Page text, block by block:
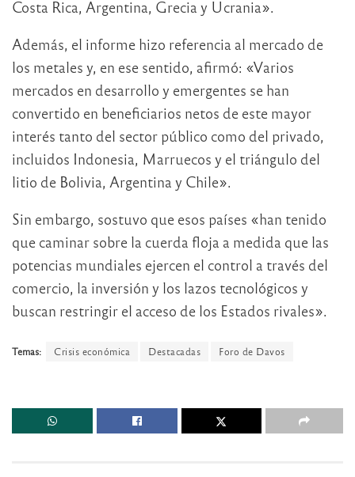
Costa Rica, Argentina, Grecia y Ucrania».
Además, el informe hizo referencia al mercado de
los metales y, en ese sentido, afirmó: «Varios
mercados en desarrollo y emergentes se han
convertido en beneficiarios netos de este mayor
interés tanto del sector público como del privado,
incluidos Indonesia, Marruecos y el triángulo del
litio de Bolivia, Argentina y Chile».
Sin embargo, sostuvo que esos países «han tenido
que caminar sobre la cuerda floja a medida que las
potencias mundiales ejercen el control a través del
comercio, la inversión y los lazos tecnológicos y
buscan restringir el acceso de los Estados rivales».
Temas: Crisis económica Destacadas Foro de Davos